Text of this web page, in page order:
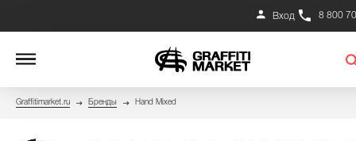
8 800
Вход
Graffitimarket.ru Бренды Hand Mixed